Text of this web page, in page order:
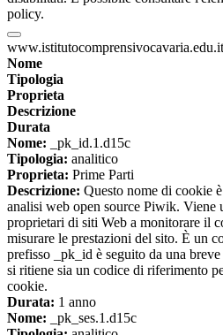
policy.
www.istitutocomprensivocavaria.edu.it
Nome
Tipologia
Proprieta
Descrizione
Durata
Nome: _pk_id.1.d15c
Tipologia: analitico
Proprieta: Prime Parti
Descrizione: Questo nome di cookie
analisi web open source Piwik. Viene
proprietari di siti Web a monitorare il
misurare le prestazioni del sito. È un
prefisso _pk_id è seguito da una
si ritiene sia un codice di riferimento
cookie.
Durata: 1 anno
Nome: _pk_ses.1.d15c